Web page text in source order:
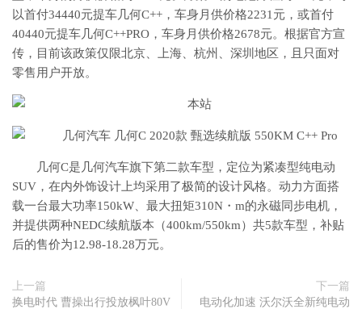
以首付34440元提车几何C++，车身月供价格2231元，或首付
40440元提车几何C++PRO，车身月供价格2678元。根据官方宣
传，目前该政策仅限北京、上海、杭州、深圳地区，且只面对
零售用户开放。
几何C是几何汽车旗下第二款车型，定位为紧凑型纯电动
SUV，在内外饰设计上均采用了极简的设计风格。动力方面搭
载一台最大功率150kW、最大扭矩310N・m的永磁同步电机，
并提供两种NEDC续航版本（400km/550km）共5款车型，补贴
后的售价为12.98-18.28万元。
上一篇
换电时代 曹操出行投放枫叶80V
下一篇
电动化加速 沃尔沃全新纯电动